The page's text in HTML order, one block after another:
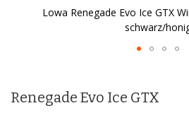
Lowa Renegade Evo Ice GTX
schwarz/
der
Bildergalerie
Renegade Evo Ice GTX